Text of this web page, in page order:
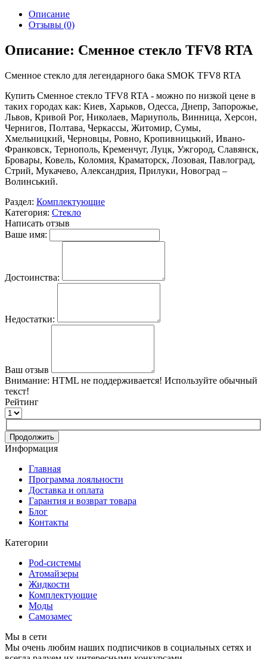
Описание
Отзывы (0)
Описание: Сменное стекло TFV8 RTA
Сменное стекло для легендарного бака SMOK TFV8 RTA
Купить Сменное стекло TFV8 RTA - можно по низкой цене в
таких городах как: Киев, Харьков, Одесса, Днепр, Запорожье,
Львов, Кривой Рог, Николаев, Мариуполь, Винница, Херсон,
Чернигов, Полтава, Черкассы, Житомир, Сумы,
Хмельницкий, Черновцы, Ровно, Кропивницький, Ивано-
Франковск, Тернополь, Кременчуг, Луцк, Ужгород, Славянск,
Бровары, Ковель, Коломия, Краматорск, Лозовая, Павлоград,
Стрий, Мукачево, Александрия, Прилуки, Новоград –
Волинський.
Раздел: Комплектующие
Категория: Стекло
Написать отзыв
Ваше имя:
Достоинства:
Недостатки:
Ваш отзыв
Внимание: HTML не поддерживается! Используйте обычный
текст!
Рейтинг
Продолжить
Информация
Главная
Программа лояльности
Доставка и оплата
Гарантия и возврат товара
Блог
Контакты
Категории
Pod-системы
Атомайзеры
Жидкости
Комплектующие
Моды
Самозамес
Мы в сети
Мы очень любим наших подписчиков в социальных сетях и